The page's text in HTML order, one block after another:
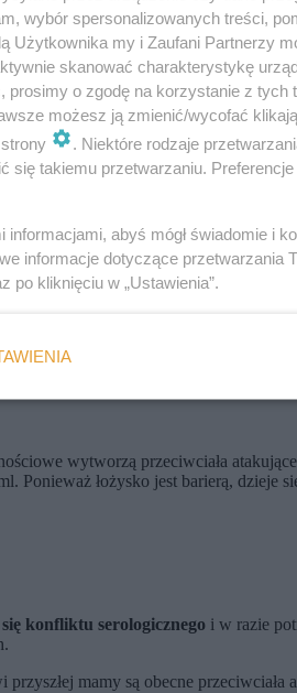
z nas, bo o około 85%
które mająkrew RH-.Na
się u 0,5 procent.
ciężarnej to RH–, wszystko zależy
RH po ojcu (następuje to w
czerwone krwinki płodu. W
krwinek płodu, dlatego bardzo
zagrożone są kolejne dzieci.
wytworzą przeciwciała
Ponieważ łożysko jest barierą,
konfliktu serologicznego i w razie
mamy są obecne
wybór spersonalizowanych treści,
Użytkownika my i Zaufani Partnerzy
skanować charakterystykę
prosimy o zgodę na korzystanie z tych
możesz ją zmienić/wycofać
. Niektóre rodzaje
się takiemu przetwarzaniu.
informacjami, abyś mógł świadomie i
informacje dotyczące przetwarzania
po kliknięciu w „Ustawienia”.